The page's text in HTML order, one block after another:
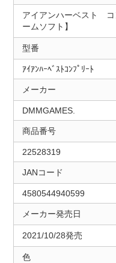
アイアンハーベスト コ
ームソフト】
型番
ｱｲｱﾝﾊｰﾍﾞｽﾄｺﾝﾌﾟﾘｰﾄ
メーカー
DMMGAMES.
商品番号
22528319
JANコード
4580544940599
メーカー発売日
2021/10/28発売
色